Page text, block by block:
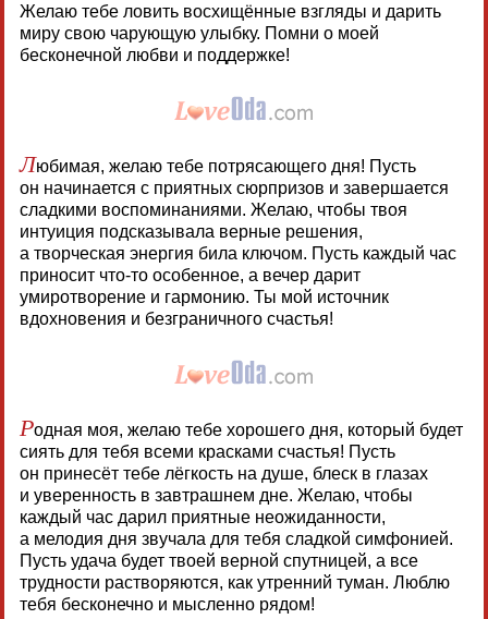
Желаю тебе ловить восхищённые взгляды и дарить
миру свою чарующую улыбку. Помни о моей
бесконечной любви и поддержке!
Любимая, желаю тебе потрясающего дня! Пусть
он начинается с приятных сюрпризов и завершается
сладкими воспоминаниями. Желаю, чтобы твоя
интуиция подсказывала верные решения,
а творческая энергия била ключом. Пусть каждый час
приносит что-то особенное, а вечер дарит
умиротворение и гармонию. Ты мой источник
вдохновения и безграничного счастья!
Родная моя, желаю тебе хорошего дня, который будет
сиять для тебя всеми красками счастья! Пусть
он принесёт тебе лёгкость на душе, блеск в глазах
и уверенность в завтрашнем дне. Желаю, чтобы
каждый час дарил приятные неожиданности,
а мелодия дня звучала для тебя сладкой симфонией.
Пусть удача будет твоей верной спутницей, а все
трудности растворяются, как утренний туман. Люблю
тебя бесконечно и мысленно рядом!